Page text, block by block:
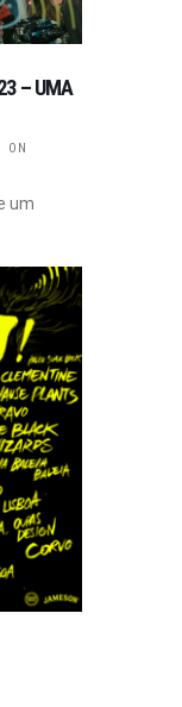
– UMA
ON
um